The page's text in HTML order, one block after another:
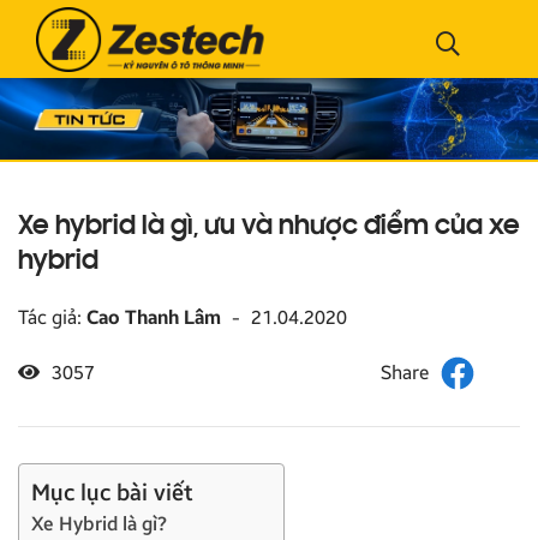
Xe hybrid là gì, ưu và nhược điểm của xe
hybrid
Tác giả: Cao Thanh Lâm - 21.04.2020
3057
Mục lục bài viết
Xe Hybrid là gì?